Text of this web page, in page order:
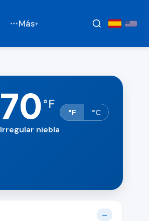
Más▾
70°F
Irregular niebla
°F °C
—